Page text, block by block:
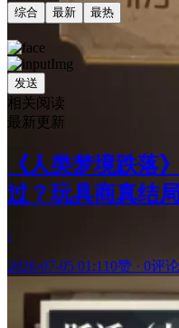
综合 最新 最热
发送
相关阅读
最新更新
《人类梦境跌落
过？玩具商真结
-
2026-07-05 01:110赞 · 0评论